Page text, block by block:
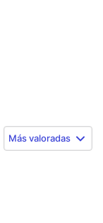
Más valoradas